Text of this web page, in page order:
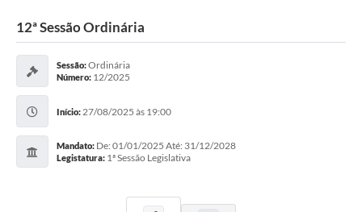
12ª Sessão Ordinária
Sessão:Ordinária
Número: 12/2025
Início: 27/08/2025 às 19:00
Mandato: De: 01/01/2025 Até: 31/12/2028
Legistatura: 1ª Sessão Legislativa